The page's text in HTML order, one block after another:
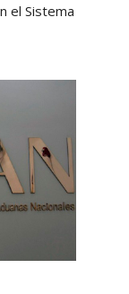
el Sistema